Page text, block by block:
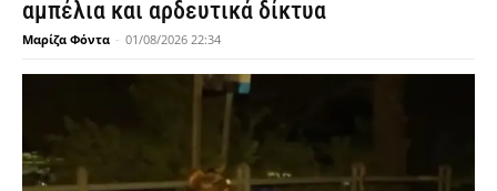
αμπέλια και αρδευτικά δίκτυα
Μαρίζα Φόντα - 01/08/2026 22:34